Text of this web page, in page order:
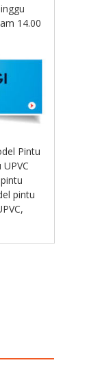
14.00
Pintu
UPVC
pintu
,